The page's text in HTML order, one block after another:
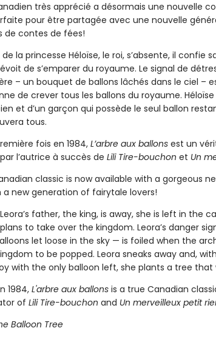
très apprécié a désormais une nouvelle
pour être partagée avec une nouvelle
de contes de fées!
la princesse Héloïse, le roi, s’absente, il confie
de s’emparer du royaume. Le signal de
– un bouquet de ballons lâchés dans le ciel –
de crever tous les ballons du royaume.
et d’un garçon qui possède le seul ballon
tous.
fois en 1984,L’arbre aux ballonsest un
l’autrice à succès de Lili Tire-bouchon et Un
classic is now available with a gorgeous
a new generation of fairytale lovers!
father, the king, is away, she is left in the
to take over the kingdom. Leora’s danger
let loose in the sky — is foiled when the
to be popped. Leora sneaks away and,
with the only balloon left, she plants a tree that
1984, L'arbre aux ballonsis a true Canadian
of Lili Tire-bouchon and Un merveilleux petit
Balloon Tree